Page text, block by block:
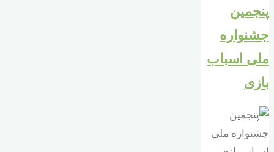
پنجمین
جشنواره
ملی اسباب
بازی